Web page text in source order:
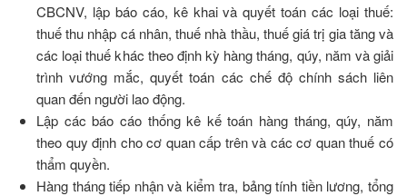
CBCNV, lập báo cáo, kê khai và quyết toán các loại thuế:
thuế thu nhập cá nhân, thuế nhà thầu, thuế giá trị gia tăng và
các loại thuế khác theo định kỳ hàng tháng, qúy, năm và giải
trình vướng mắc, quyết toán các chế độ chính sách liên
quan đến người lao động.
Lập các báo cáo thống kê kế toán hàng tháng, qúy, năm
theo quy định cho cơ quan cấp trên và các cơ quan thuế có
thẩm quyền.
Hàng tháng tiếp nhận và kiểm tra, bảng tính tiền lương, tổng